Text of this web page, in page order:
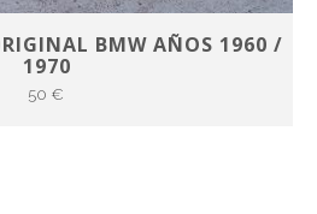
BMW AÑOS 1960 /
1970
50 €